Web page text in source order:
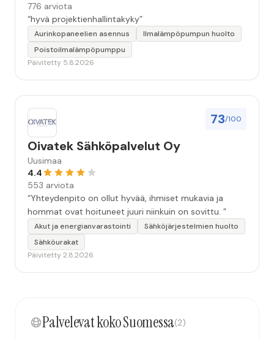
776 arviota
“hyvä projektienhallintakyky”
Aurinkopaneelien asennus
Ilmalämpöpumpun huolto
Poistoilmalämpöpumppu
Päivitetty 5.8.2026
73/100
Oivatek Sähköpalvelut Oy
Uusimaa
4.4
553 arviota
“Yhteydenpito on ollut hyvää, ihmiset mukavia ja
hommat ovat hoituneet juuri niinkuin on sovittu. ”
Akut ja energianvarastointi
Sähköjärjestelmien huolto
Sähköurakat
Päivitetty 2.8.2026
Palvelevat koko Suomessa(2)